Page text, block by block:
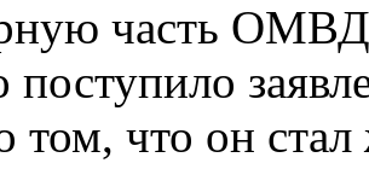
часть ОМВД
том, что он